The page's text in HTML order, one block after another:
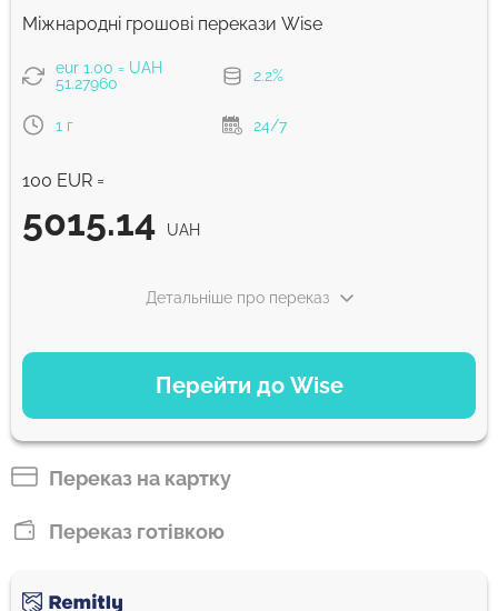
4968 UAH
Комісія Strumok, завжди 0%
Міжнародні грошові перекази Wise
eur 1.00 = UAH
51.27960
2.2%
1 г 24/7
100 EUR =
5015.14 UAH
Перейти до Wise
Детальніше про переказ
ВАРІАНТИ ОПЛАТИ
Сплатити банківським переказом
5015.14 UAH 1 г
Переказ на картку
Переказ готівкою